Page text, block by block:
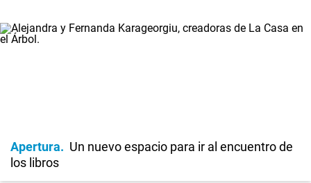
Apertura
Un nuevo espacio para ir al encuentro de
los libros